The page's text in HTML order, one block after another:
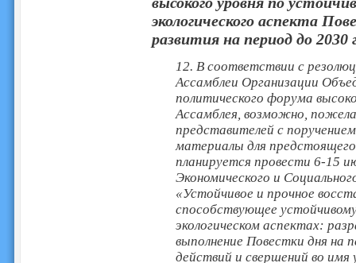
экологического аспекта
развития на период до 2030
12. В соответствии с
Ассамблеи Организации
политического форума
Ассамблея, возможно,
представителей с
материалы для
планируется провести 6-15
Экономического и
«Устойчивое и прочное
способствующее
экологическом аспектах:
выполнение Повестки дня на
действий и свершений во имя